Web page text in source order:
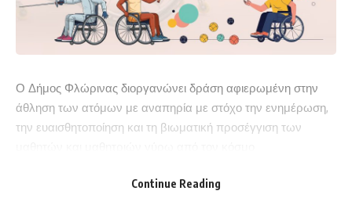
Ο Δήμος Φλώρινας διοργανώνει δράση αφιερωμένη στην
άθληση των ατόμων με αναπηρία με στόχο την ενημέρωση,
την ευαισθητοποίηση και τη βιωματική προσέγγιση των
Στην εκδήλωση θα πραγματοποιηθούν παρουσιάσεις και
Continue Reading